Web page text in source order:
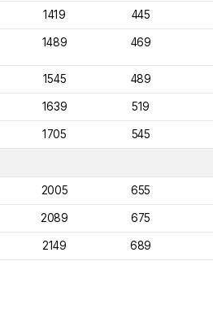
1419 445
1489 469
1545 489
1639 519
1705 545
2005 655
2089 675
2149 689